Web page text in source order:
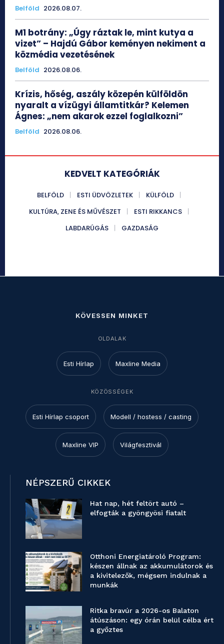
Belföld 2026.08.07.
M1 botrány: „Úgy ráztak le, mint kutya a
vizet” – Hajdú Gábor keményen nekiment a
közmédia vezetésének
Belföld 2026.08.06.
Krízis, hőség, aszály közepén külföldön
nyaralt a vízügyi államtitkár? Kelemen
Ágnes: „nem akarok ezzel foglalkozni”
Belföld 2026.08.06.
KEDVELT KATEGÓRIÁK
BELFÖLD ESTI ÜDVÖZLETEK
KÜLFÖLD
KULTÚRA, ZENE ÉS MŰVÉSZET
ESTI RIKKANCS
LABDARÚGÁS
GAZDASÁG
KÖVESSEN MINKET
OLDALAK
Esti Hírlap Maxline Media
KÖZÖSSÉGEK
Esti Hírlap csoport Modell / hostess / casting
Maxline VIP Világfesztivál
NÉPSZERŰ CIKKEK
Hat nap, hét feltört autó –
elfogták a gyöngyösi fiatalt
Otthoni Energiatároló Program:
készen állnak az akkumulátorok és
a kivitelezők, mégsem indulnak a
munkák
Ritka bravúr a 2026-os Balaton
átúszáson: egy órán belül célba ért
a győztes